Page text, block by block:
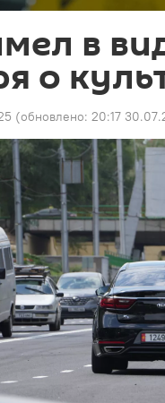
в
о
(обновлено: 20:17